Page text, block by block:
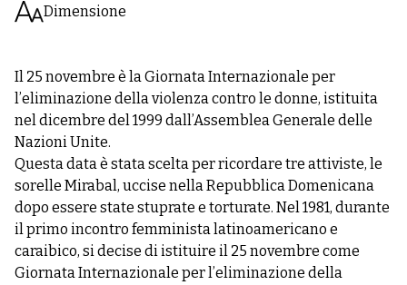
Dimensione
Il 25 novembre è la Giornata Internazionale per
l’eliminazione della violenza contro le donne, istituita
nel dicembre del 1999 dall’Assemblea Generale delle
Nazioni Unite.
Questa data è stata scelta per ricordare tre attiviste, le
sorelle Mirabal, uccise nella Repubblica Domenicana
dopo essere state stuprate e torturate. Nel 1981, durante
il primo incontro femminista latinoamericano e
caraibico, si decise di istituire il 25 novembre come
Giornata Internazionale per l’eliminazione della